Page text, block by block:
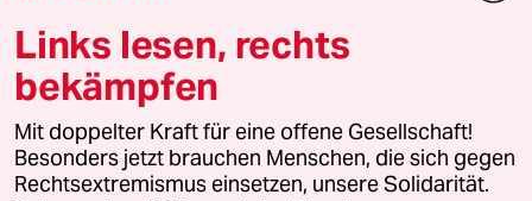
Demnächst
Vor Ort
Live im Stream
Links lesen, rechts
bekämpfen
Mit doppelter Kraft für eine offene Gesellschaft!
Besonders jetzt brauchen Menschen, die sich gegen
Rechtsextremismus einsetzen, unsere Solidarität.